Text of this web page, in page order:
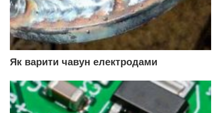
Як варити чавун електродами